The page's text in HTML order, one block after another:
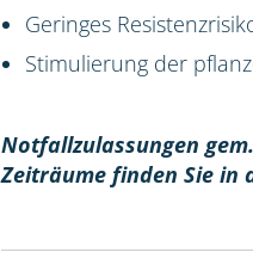
Geringes
Stimulierung der
Notfallzulassungen
Zeiträume finden Sie in